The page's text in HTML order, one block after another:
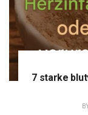
7 starke